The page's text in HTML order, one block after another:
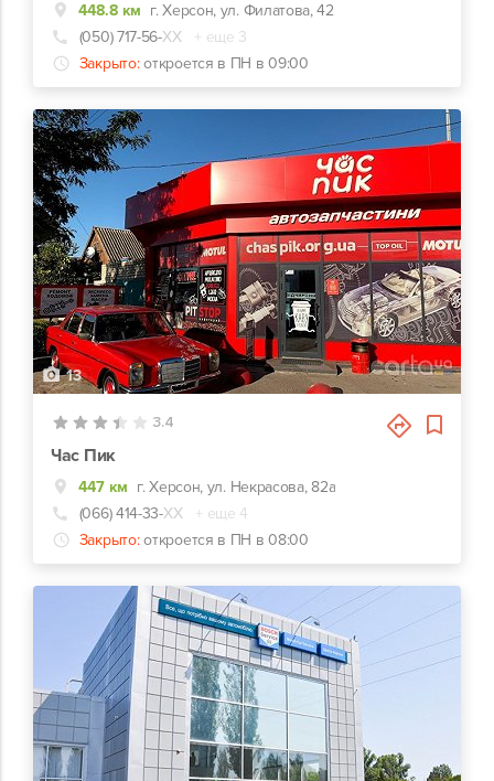
448.8 км г. Херсон, ул. Филатова, 42
(050) 717-56-ХХ
+ еще 3
Закрыто: откроется в ПН в 09:00
13
3.4
Час Пик
447 км г. Херсон, ул. Некрасова, 82а
(066) 414-33-ХХ
+ еще 4
Закрыто: откроется в ПН в 08:00